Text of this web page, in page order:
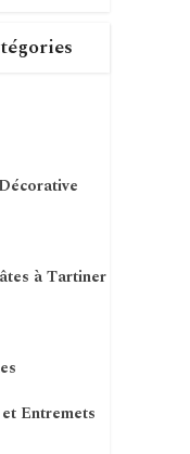
à Tartiner
Entremets